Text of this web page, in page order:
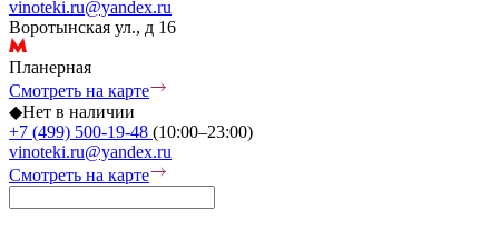
vinoteki.ru@yandex.ru
Воротынская ул., д 16
Планерная
Смотреть на карте
◆Нет в наличии
+7 (499) 500-19-48 (10:00–23:00)
vinoteki.ru@yandex.ru
Смотреть на карте